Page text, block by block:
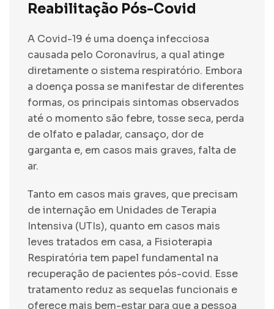
Reabilitação Pós-Covid
A Covid-19 é uma doença infecciosa
causada pelo Coronavírus, a qual atinge
diretamente o sistema respiratório. Embora
a doença possa se manifestar de diferentes
formas, os principais sintomas observados
até o momento são febre, tosse seca, perda
de olfato e paladar, cansaço, dor de
garganta e, em casos mais graves, falta de
ar.
Tanto em casos mais graves, que precisam
de internação em Unidades de Terapia
Intensiva (UTIs), quanto em casos mais
leves tratados em casa, a Fisioterapia
Respiratória tem papel fundamental na
recuperação de pacientes pós-covid. Esse
tratamento reduz as sequelas funcionais e
oferece mais bem-estar para que a pessoa